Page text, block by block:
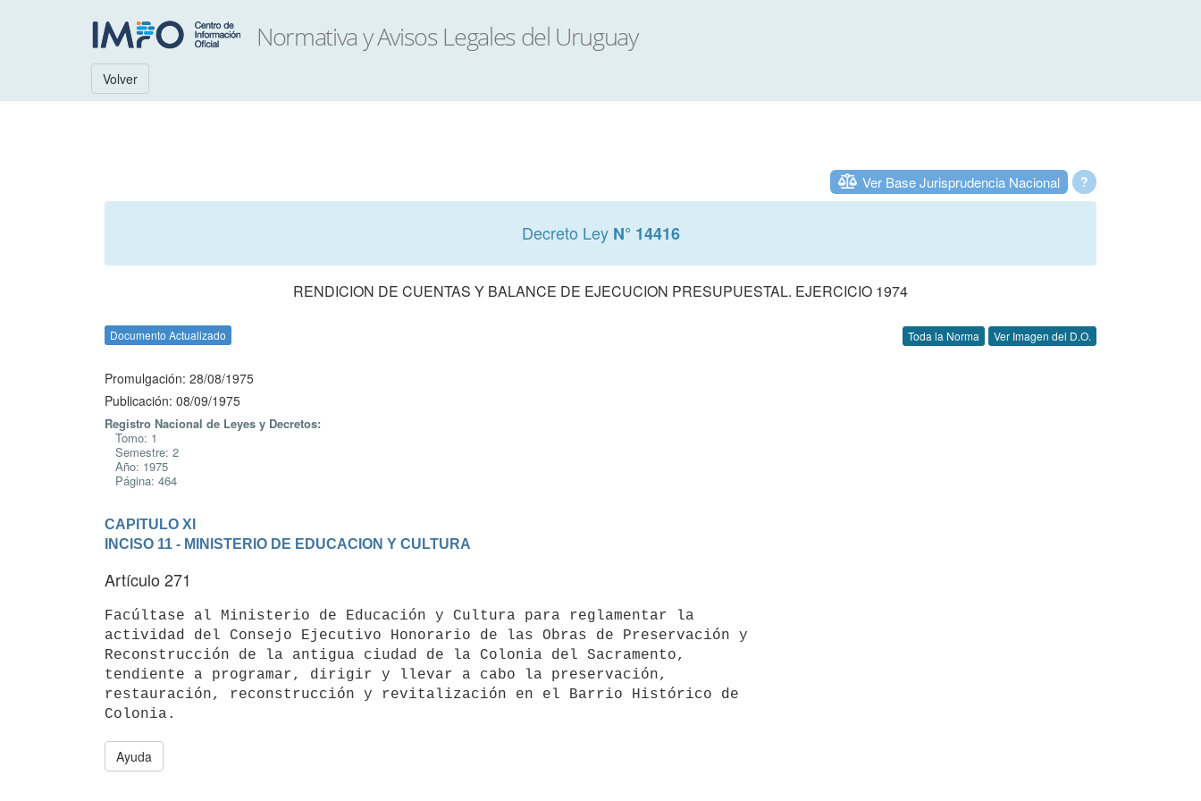
Volver
?
Ver Base Jurisprudencia Nacional
Decreto Ley N° 14416
RENDICION DE CUENTAS Y BALANCE DE EJECUCION PRESUPUESTAL. EJERCICIO 1974
Documento Actualizado Toda la Norma Ver Imagen del D.O.
Promulgación: 28/08/1975
Publicación: 08/09/1975
Registro Nacional de Leyes y Decretos:
Tomo: 1
Semestre: 2
Año: 1975
Página: 464
CAPITULO XI
INCISO 11 - MINISTERIO DE EDUCACION Y CULTURA
Artículo 271
Facúltase al Ministerio de Educación y Cultura para reglamentar la
actividad del Consejo Ejecutivo Honorario de las Obras de Preservación y
Reconstrucción de la antigua ciudad de la Colonia del Sacramento,
tendiente a programar, dirigir y llevar a cabo la preservación,
restauración, reconstrucción y revitalización en el Barrio Histórico de
Ayuda